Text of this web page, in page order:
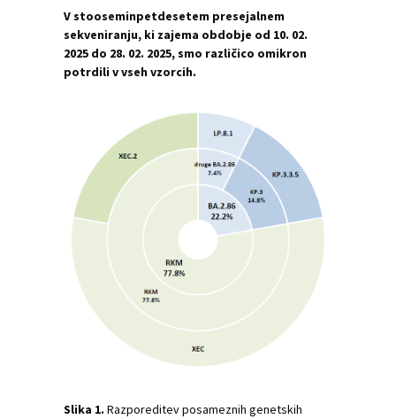
V stooseminpetdesetem presejalnem
sekveniranju, ki zajema obdobje od 10. 02.
2025 do 28. 02. 2025, smo različico omikron
potrdili v vseh vzorcih.
Slika 1. Razporeditev posameznih genetskih